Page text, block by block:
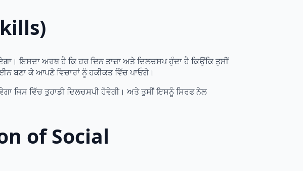
ਇਸਦਾ ਅਰਥ ਹੈ ਕਿ ਹਰ ਦਿਨ ਤਾਜ਼ਾ ਅਤੇ ਦਿਲਚਸਪ ਹੁੰਦਾ ਹੈ ਕਿਉਂਕਿ ਤੁਸੀਂ
ਕੇ ਆਪਣੇ ਵਿਚਾਰਾਂ ਨੂੰ ਹਕੀਕਤ ਵਿੱਚ ਪਾਓਗੇ।
ਜਿਸ ਵਿੱਚ ਤੁਹਾਡੀ ਦਿਲਚਸਪੀ ਹੋਵੇਗੀ। ਅਤੇ ਤੁਸੀਂ ਇਸਨੂੰ ਸਿਰਫ ਨੇਲ
of Social